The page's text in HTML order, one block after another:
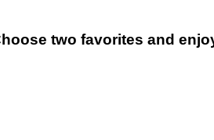
two favorites and